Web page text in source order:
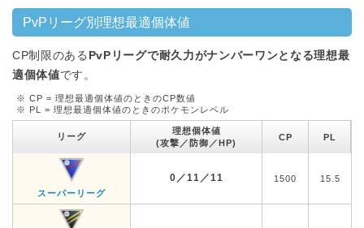
PvPリーグ別理想最適個体値
CP制限のある PvPリーグで耐久力がナンバーワンとなる理想最
適個体値です。
※ CP = 理想最適個体値のときのCP数値
※ PL = 理想最適個体値のときのポケモンレベル
リーグ
理想個体値
(攻撃／防御／HP)
CP PL
スーパーリーグ
0／11／11 1500 15.5